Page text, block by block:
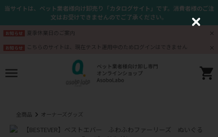
当サイトは、ペット業者様向け卸売り「カタログサイト」です。消費者様のご注
文はお受けできませんのでご了承ください。
お知らせ 夏季休業日のご案内
お知らせ こちらのサイトは、現在テスト運用中のためログインはできません
全商品 オーナーズグッズ
C